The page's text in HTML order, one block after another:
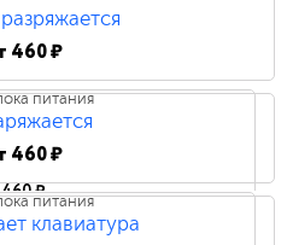
460 ₽
питания
460 ₽
питания
460 ₽
питания
клавиатура